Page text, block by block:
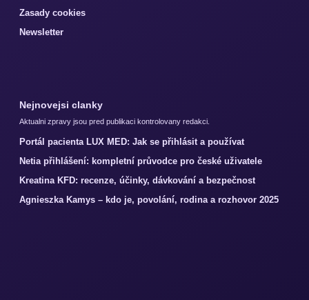
Zasady cookies
Newsletter
Nejnovejsi clanky
Aktualni zpravy jsou pred publikaci kontrolovany redakci.
Portál pacienta LUX MED: Jak se přihlásit a používat
Netia přihlášení: kompletní průvodce pro české uživatele
Kreatina KFD: recenze, účinky, dávkování a bezpečnost
Agnieszka Kamys – kdo je, povolání, rodina a rozhovor 2025